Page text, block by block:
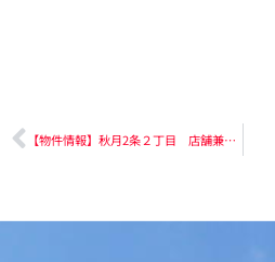
【物件情報】秋月2条２丁目 店舗兼住宅